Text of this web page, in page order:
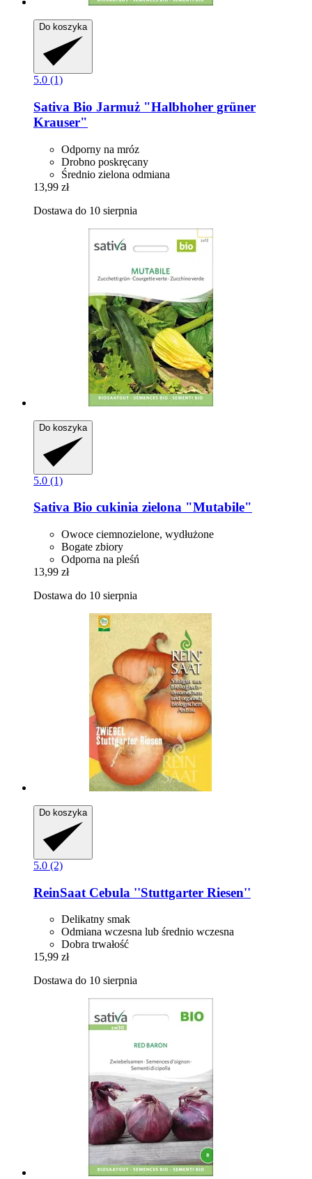
Do koszyka
5.0 (1)
Sativa Bio Jarmuż "Halbhoher grüner
Krauser"
Odporny na mróz
Drobno poskręcany
Średnio zielona odmiana
13,99 zł
Dostawa do 10 sierpnia
Do koszyka
5.0 (1)
Sativa Bio cukinia zielona "Mutabile"
Owoce ciemnozielone, wydłużone
Bogate zbiory
Odporna na pleśń
13,99 zł
Dostawa do 10 sierpnia
Do koszyka
5.0 (2)
ReinSaat Cebula ''Stuttgarter Riesen''
Delikatny smak
Odmiana wczesna lub średnio wczesna
Dobra trwałość
15,99 zł
Dostawa do 10 sierpnia